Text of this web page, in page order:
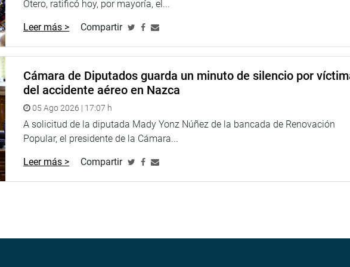
Otero, ratificó hoy, por mayoría, el...
Leer más > Compartir
Cámara de Diputados guarda un minuto de silencio por
del accidente aéreo en Nazca
05 Ago 2026 | 17:07 h
A solicitud de la diputada Mady Yonz Núñez de la bancada de Renovación
Popular, el presidente de la Cámara...
Leer más > Compartir